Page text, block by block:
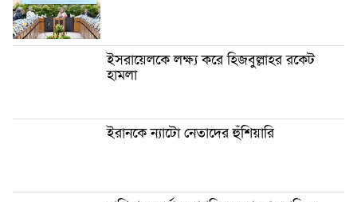
ইসরায়েলকে লক্ষ্য করে হিজবুল্লাহর রকেট
হামলা
ইরানকে ন্যাটো নেতাদের হুঁশিয়ারি